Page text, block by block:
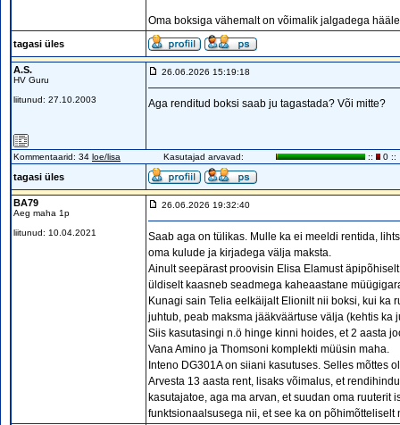
Oma boksiga vähemalt on võimalik jalgadega
tagasi üles
A.S.
HV Guru
liitunud: 27.10.2003
26.06.2026 15:19:18
Aga renditud boksi saab ju tagastada? Või mitte?
Kommentaarid: 34 loe/lisa Kasutajad arvavad: :: 0 ::
tagasi üles
BA79
Aeg maha 1p
liitunud: 10.04.2021
26.06.2026 19:32:40
Saab aga on tülikas. Mulle ka ei meeldi rentida,
oma kulude ja kirjadega välja maksta.
Ainult seepärast proovisin Elisa Elamust
üldiselt kaasneb seadmega kaheaastane
Kunagi sain Telia eelkäijalt Elionilt nii boksi, kui ka
juhtub, peab maksma jääkväärtuse välja (kehtis
Siis kasutasingi n.ö hinge kinni hoides, et 2 aasta
Vana Amino ja Thomsoni komplekti müüsin maha.
Inteno DG301A on siiani kasutuses. Selles mõttes
Arvesta 13 aasta rent, lisaks võimalus, et
kasutajatoe, aga ma arvan, et suudan oma
funktsionaalsusega nii, et see ka on põhimõtteliselt